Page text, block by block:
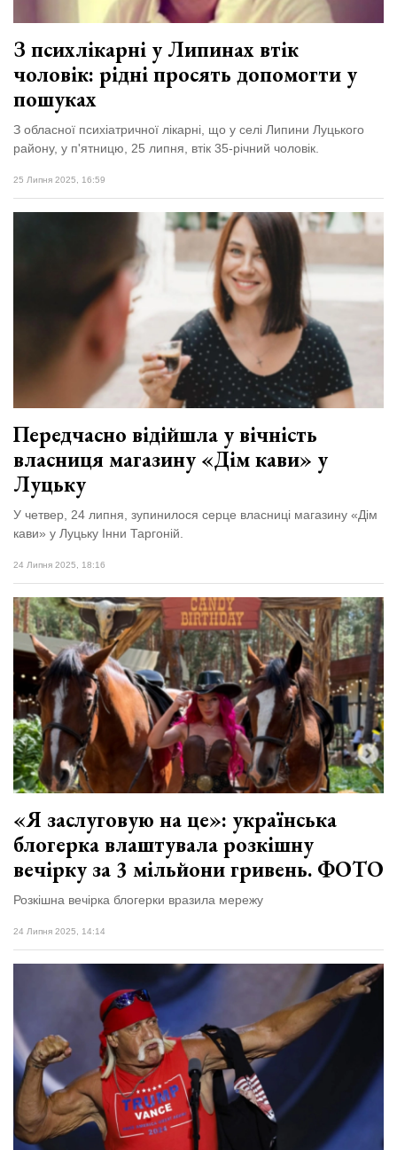
XIX
VolWe...
29 Липня 2026
Всі розділи
Персона
Лайф
Афіша
ZONE 18+
Політика конфіденційності
З психлікарні у Липинах втік
чоловік: рідні просять допомогти у
пошуках
З обласної психіатричної лікарні, що у селі Липини Луцького
району, у п'ятницю, 25 липня, втік 35-річний чоловік.
25 Липня 2025, 16:59
Передчасно відійшла у вічність
власниця магазину «Дім кави» у
Луцьку
У четвер, 24 липня, зупинилося серце власниці магазину «Дім
кави» у Луцьку Інни Таргоній.
24 Липня 2025, 18:16
«Я заслуговую на це»: українська
блогерка влаштувала розкішну
вечірку за 3 мільйони гривень. ФОТО
Розкішна вечірка блогерки вразила мережу
24 Липня 2025, 14:14